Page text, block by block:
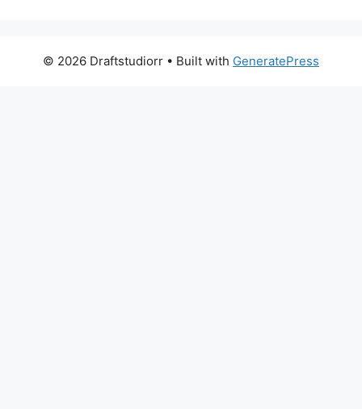
© 2026 Draftstudiorr • Built with GeneratePress